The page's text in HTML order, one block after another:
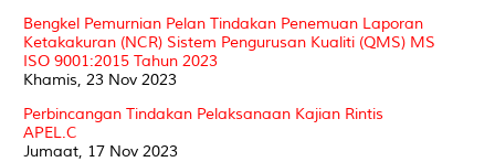
Bengkel Pemurnian Pelan Tindakan Penemuan Laporan
Ketakakuran (NCR) Sistem Pengurusan Kualiti (QMS) MS
ISO 9001:2015 Tahun 2023
Khamis, 23 Nov 2023
Perbincangan Tindakan Pelaksanaan Kajian Rintis
APEL.C
Jumaat, 17 Nov 2023